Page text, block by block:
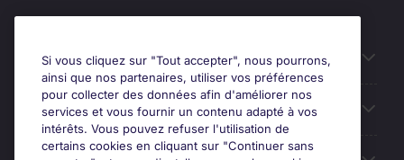
Candidats
Entreprises
Si vous cliquez sur "Tout accepter", nous pourrons,
ainsi que nos partenaires, utiliser vos préférences
pour collecter des données afin d'améliorer nos
services et vous fournir un contenu adapté à vos
intérêts. Vous pouvez refuser l'utilisation de
certains cookies en cliquant sur "Continuer sans